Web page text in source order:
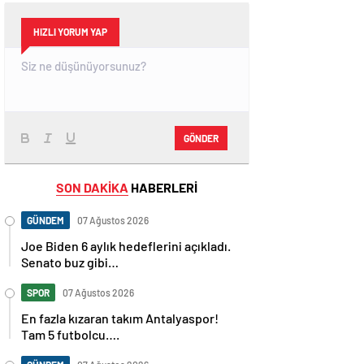
HIZLI YORUM YAP
GÖNDER
SON DAKİKA HABERLERİ
GÜNDEM 07 Ağustos 2026
Joe Biden 6 aylık hedeflerini açıkladı.
Senato buz gibi…
SPOR 07 Ağustos 2026
En fazla kızaran takım Antalyaspor!
Tam 5 futbolcu….